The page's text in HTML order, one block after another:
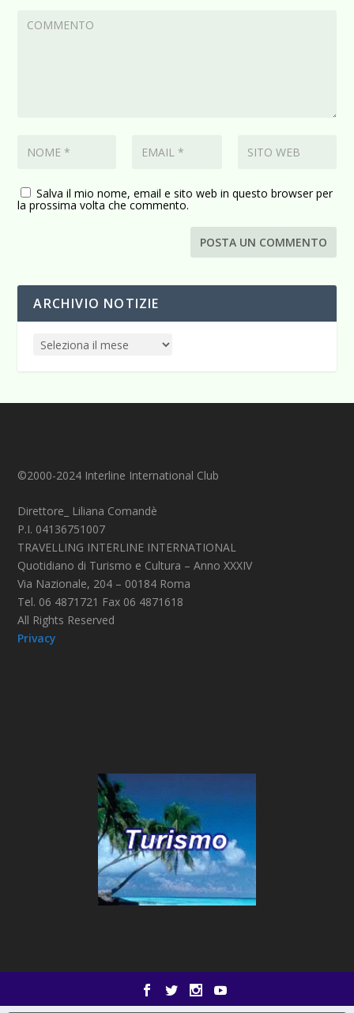
Salva il mio nome, email e sito web in questo browser per
la prossima volta che commento.
ARCHIVIO NOTIZIE
©2000-2024 Interline International Club
Direttore_ Liliana Comandè
P.I. 04136751007
TRAVELLING INTERLINE INTERNATIONAL
Quotidiano di Turismo e Cultura – Anno XXXIV
Via Nazionale, 204 – 00184 Roma
Tel. 06 4871721 Fax 06 4871618
All Rights Reserved
Privacy